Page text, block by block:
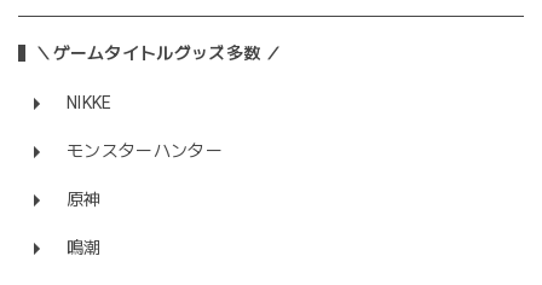
＼ゲームタイトルグッズ多数 ／
NIKKE
モンスターハンター
原神
鳴潮